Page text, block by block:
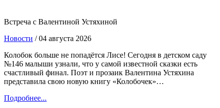
Встреча с Валентиной Устяхиной
Новости / 04 августа 2026
Колобок больше не попадётся Лисе! Сегодня в детском саду
№146 малыши узнали, что у самой известной сказки есть
счастливый финал. Поэт и прозаик Валентина Устяхина
представила свою новую книгу «Колобочек»…
Подробнее...